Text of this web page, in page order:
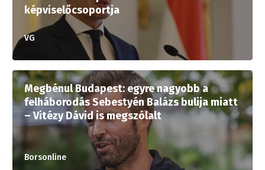
képviselőcsoportja
VG
Megbénul Budapest: egyre nagyobb a
felháborodás Sebestyén Balázs bulija miatt
– Vitézy Dávid is megszólalt
Borsonline